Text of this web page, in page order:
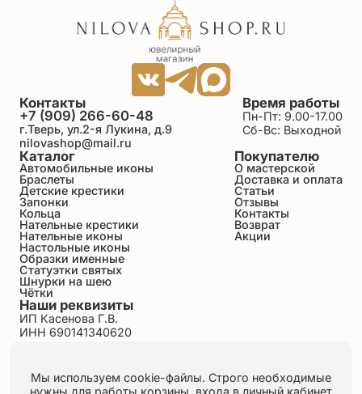
Каталог
Автомобильные иконы
Браслеты
Детские крестики
Запонки
Кольца
Нательные крестики
Нательные иконы
Настольные иконы
Образки именные
Статуэтки святых
Шнурки на шею
Чётки
Покупателю
О мастерской
Доставка и оплата
Статьи
Отзывы
Контакты
Возврат
Акции
Время работы
Пн-Пт: 9.00-17.00
Сб-Вс: Выходной
Контакты
+7 (909) 266-60-48
г.Тверь, ул.2-я Лукина, д.9
nilovashop@mail.ru
Наши реквизиты
ИП Касенова Г.В.
ИНН 690141340620
Пользовательское соглашение
Публичная оферта
Мы используем cookie-файлы. Строго необходимые
нужны для работы корзины, входа в личный кабинет